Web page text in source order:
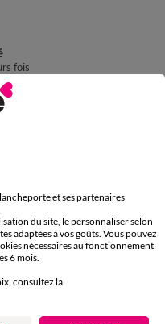
fois
uniquement
samedi
et ses partenaires
du site, le personnaliser selon
adaptées à vos goûts. Vous pouvez
nécessaires au fonctionnement
6 mois.
consultez la